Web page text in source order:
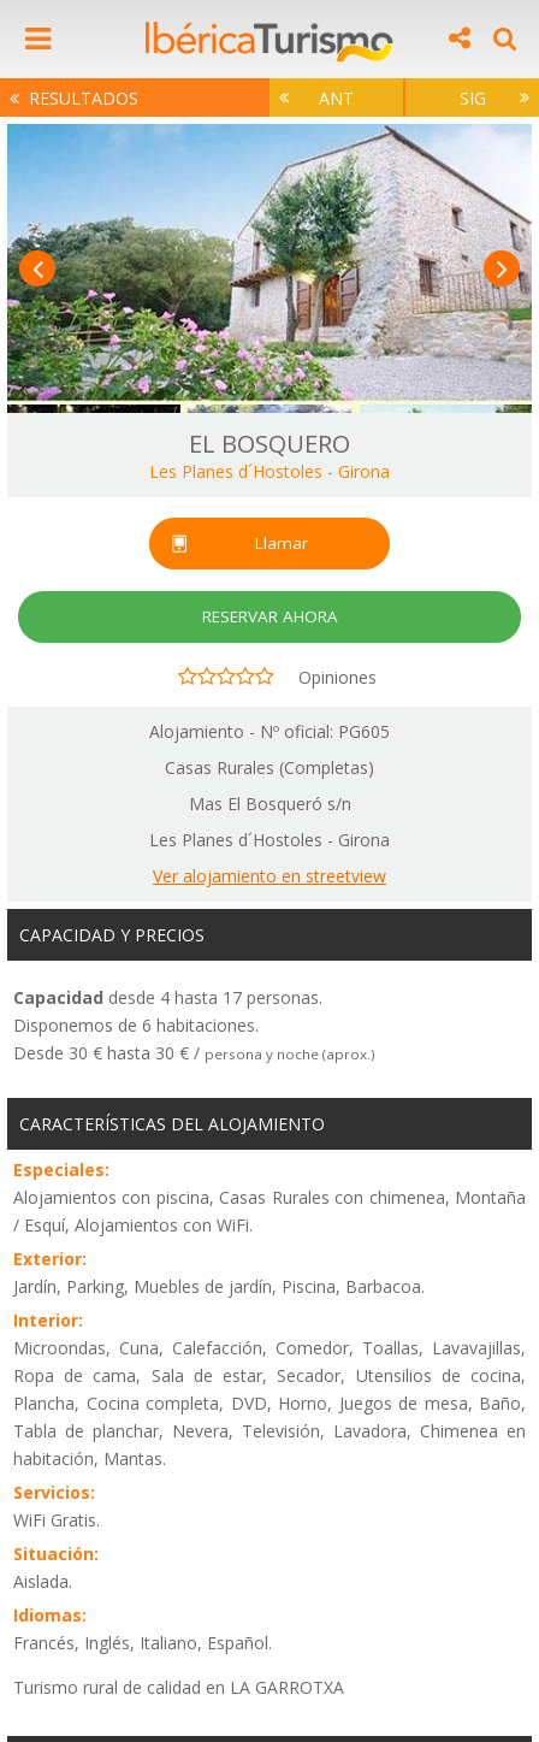
RESULTADOS ANT SIG
EL BOSQUERO
Les Planes d´Hostoles - Girona
Llamar
RESERVAR AHORA
Opiniones
Alojamiento - Nº oficial: PG605
Casas Rurales (Completas)
Mas El Bosqueró s/n
Les Planes d´Hostoles - Girona
Ver alojamiento en streetview
CAPACIDAD Y PRECIOS
Capacidad desde 4 hasta 17 personas.
Disponemos de 6 habitaciones.
Desde 30 € hasta 30 € / persona y noche (aprox.)
CARACTERÍSTICAS DEL ALOJAMIENTO
Especiales:
Alojamientos con piscina, Casas Rurales con chimenea, Montaña
/ Esquí, Alojamientos con WiFi.
Exterior:
Jardín, Parking, Muebles de jardín, Piscina, Barbacoa.
Interior:
Microondas, Cuna, Calefacción, Comedor, Toallas, Lavavajillas,
Ropa de cama, Sala de estar, Secador, Utensilios de cocina,
Plancha, Cocina completa, DVD, Horno, Juegos de mesa, Baño,
Tabla de planchar, Nevera, Televisión, Lavadora, Chimenea en
habitación, Mantas.
Servicios:
WiFi Gratis.
Situación:
Aislada.
Idiomas:
Francés, Inglés, Italiano, Español.
Turismo rural de calidad en LA GARROTXA